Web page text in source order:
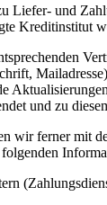
Liefer- und
Kreditinstitut
und zu
ferner mit